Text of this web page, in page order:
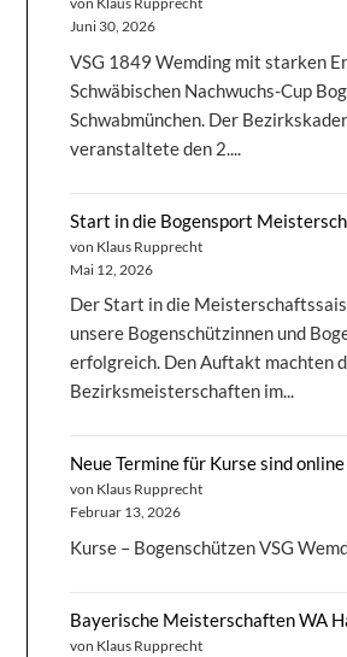
Juni 30, 2026
VSG 1849 Wemding mit starken
Schwäbischen Nachwuchs-Cup
Schwabmünchen. Der
veranstaltete den 2....
Start in die Bogensport
von Klaus Rupprecht
Mai 12, 2026
Der Start in die
unsere Bogenschützinnen und
erfolgreich. Den Auftakt machten
Bezirksmeisterschaften im...
Neue Termine für Kurse sind online
von Klaus Rupprecht
Februar 13, 2026
Kurse – Bogenschützen VSG
Bayerische Meisterschaften WA
von Klaus Rupprecht